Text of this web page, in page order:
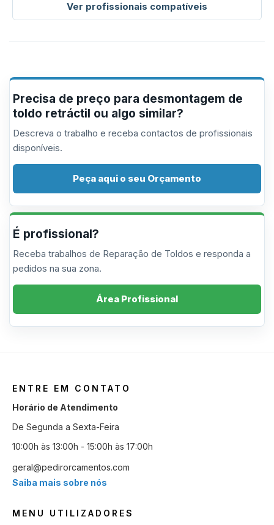
Ver profissionais compatíveis
Precisa de preço para desmontagem de
toldo retráctil ou algo similar?
Descreva o trabalho e receba contactos de profissionais
disponíveis.
Peça aqui o seu Orçamento
É profissional?
Receba trabalhos de Reparação de Toldos e responda a
pedidos na sua zona.
Área Profissional
ENTRE EM CONTATO
Horário de Atendimento
De Segunda a Sexta-Feira
10:00h às 13:00h - 15:00h às 17:00h
geral@pedirorcamentos.com
Saiba mais sobre nós
MENU UTILIZADORES